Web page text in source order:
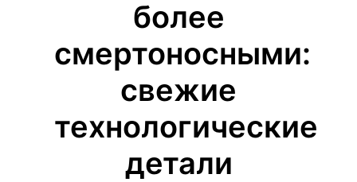
более
смертоносными:
свежие
технологические
детали